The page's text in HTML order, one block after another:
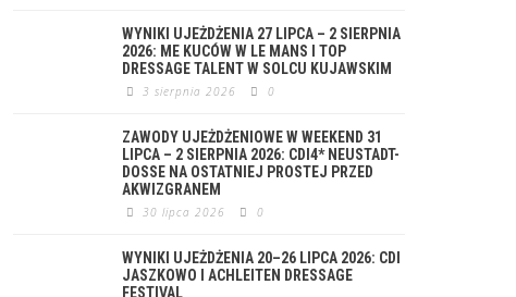
WYNIKI UJEŻDŻENIA 27 LIPCA – 2 SIERPNIA
2026: ME KUCÓW W LE MANS I TOP
DRESSAGE TALENT W SOLCU KUJAWSKIM
3 sierpnia 2026 0
ZAWODY UJEŻDŻENIOWE W WEEKEND 31
LIPCA – 2 SIERPNIA 2026: CDI4* NEUSTADT-
DOSSE NA OSTATNIEJ PROSTEJ PRZED
AKWIZGRANEM
30 lipca 2026 0
WYNIKI UJEŻDŻENIA 20–26 LIPCA 2026: CDI
JASZKOWO I ACHLEITEN DRESSAGE
FESTIVAL